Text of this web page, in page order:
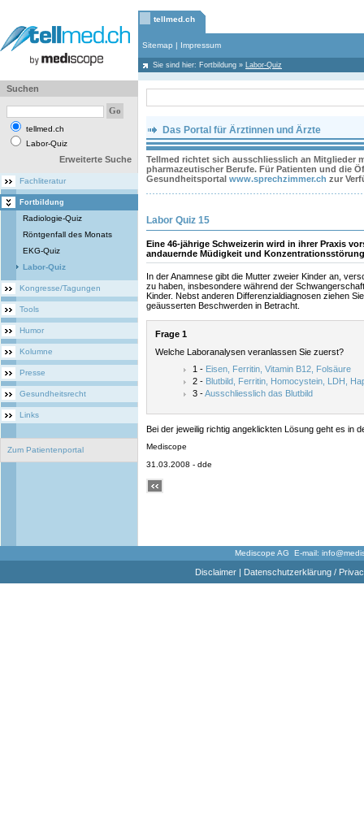
tellmed.ch
Sitemap | Impressum
Sie sind hier: Fortbildung » Labor-Quiz
Suchen
tellmed.ch
Labor-Quiz
Erweiterte Suche
Fachliteratur
Fortbildung
Radiologie-Quiz
Röntgenfall des Monats
EKG-Quiz
Labor-Quiz
Kongresse/Tagungen
Tools
Humor
Kolumne
Presse
Gesundheitsrecht
Links
Zum Patientenportal
Das Portal für Ärztinnen und Ärzte
Tellmed richtet sich ausschliesslich an Mitglieder
pharmazeutischer Berufe. Für Patienten und die
Gesundheitsportal www.sprechzimmer.ch zur
Labor Quiz 15
Eine 46-jährige Schweizerin wird in ihrer Praxis
andauernde Müdigkeit und
In der Anamnese gibt die Mutter zweier Kinder an,
zu haben, insbesondere während der
Kinder. Nebst anderen Differenzialdiagnosen ziehen
geäusserten Beschwerden in Betracht.
Frage 1
Welche Laboranalysen veranlassen Sie zuerst?
1 - Eisen, Ferritin, Vitamin B12, Folsäure
2 - Blutbild, Ferritin, Homocystein, LDH,
3 -Ausschliesslich das Blutbild
Bei der jeweilig richtig angeklickten Lösung geht es in
Mediscope
31.03.2008 - dde
Mediscope AG E-mail:
Disclaimer| Datenschutzerklärung /